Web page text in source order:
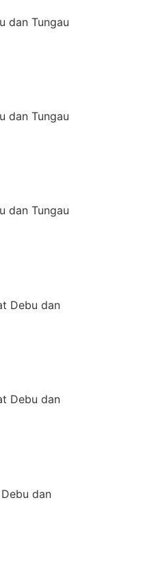
dan Tungau
dan Tungau
dan Tungau
Debu dan
Debu dan
dan